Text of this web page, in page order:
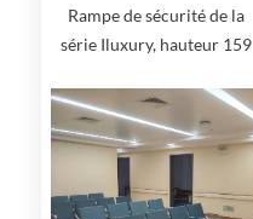
Rampe de sécurité de la
série Iluxury, hauteur 159